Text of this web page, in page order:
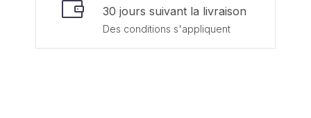
30 jours suivant la livraison
Des conditions s'appliquent